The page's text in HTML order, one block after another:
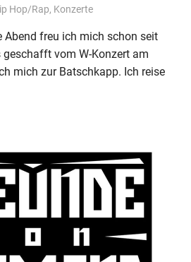
Hop/Rap, Konzerte
Abend freu ich mich schon seit
vom W-Konzert am
mich zur Batschkapp. Ich reise